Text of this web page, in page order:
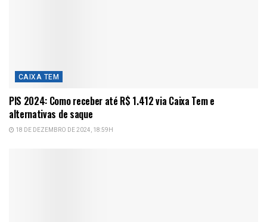
CAIXA TEM
PIS 2024: Como receber até R$ 1.412 via Caixa Tem e
alternativas de saque
18 DE DEZEMBRO DE 2024, 18:59H